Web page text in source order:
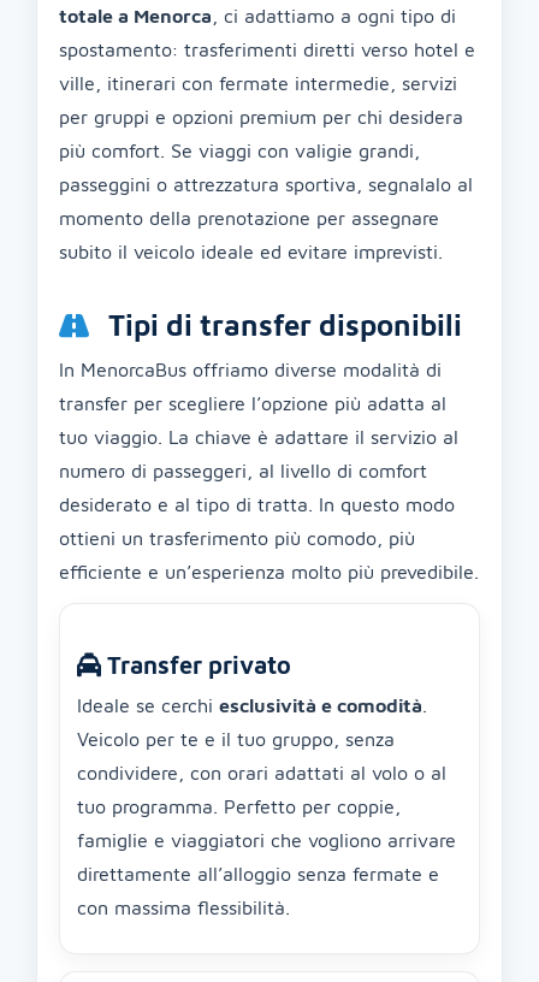
totale a Menorca , ci adattiamo a ogni tipo di
spostamento: trasferimenti diretti verso hotel e
ville, itinerari con fermate intermedie, servizi
per gruppi e opzioni premium per chi desidera
più comfort. Se viaggi con valigie grandi,
passeggini o attrezzatura sportiva, segnalalo al
momento della prenotazione per assegnare
subito il veicolo ideale ed evitare imprevisti.
Tipi di transfer disponibili
In MenorcaBus offriamo diverse modalità di
transfer per scegliere l’opzione più adatta al
tuo viaggio. La chiave è adattare il servizio al
numero di passeggeri, al livello di comfort
desiderato e al tipo di tratta. In questo modo
ottieni un trasferimento più comodo, più
efficiente e un’esperienza molto più prevedibile.
Transfer privato
Ideale se cerchi esclusività e comodità
Veicolo per te e il tuo gruppo, senza
condividere, con orari adattati al volo o al
tuo programma. Perfetto per coppie,
famiglie e viaggiatori che vogliono arrivare
direttamente all’alloggio senza fermate e
con massima flessibilità.